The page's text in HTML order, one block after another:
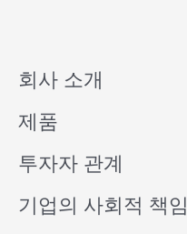
회사 소개
제품
투자자 관계
기업의 사회적 책임